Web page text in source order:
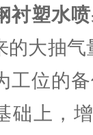
衬塑水
的大抽
工位的
础上，